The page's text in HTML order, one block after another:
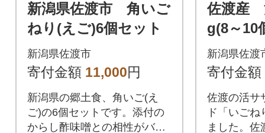
新潟県佐渡市 角いご
ねり(えご)6個セット
新潟県佐渡市
寄付金額 11,000円
新潟県の郷土食、角いご(え
ご)の6個セットです。添付の
からし酢味噌との相性がバツ
佐渡産
g(8～10
ールフ
り」5パ
新潟県佐渡
寄付金額
佐渡の活サ
ド「いご
ました。佐